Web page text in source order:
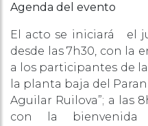
Agenda del evento
El acto se iniciará el
desde las 7h30, con la
a los participantes de
la planta baja del
Aguilar Ruilova”; a las
con la